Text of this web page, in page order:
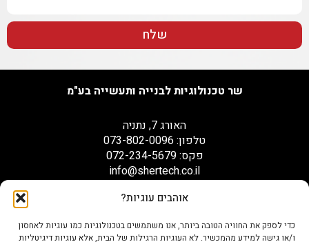
אוהבים עוגיות?
כדי לספק את החוויה הטובה ביותר, אנו משתמשים בטכנולוגיות כמו עוגיות לאחסון
ו/או גישה למידע מהמכשיר. לא העוגיות הרגילות של הבית, אלא עוגיות דיגיטליות
שלח
שר טכנולוגיות לבנייה ותעשייה בע"מ
האורג 7, נתניה
טלפון: 073-802-0096
פקס: 072-234-5679
info@shertech.co.il
הצהרת נגישות